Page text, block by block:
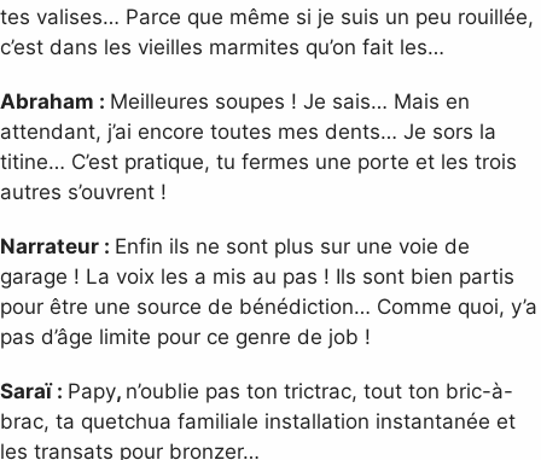
tes valises… Parce que même si je suis un peu rouillée,
c’est dans les vieilles marmites qu’on fait les…
Abraham : Meilleures soupes ! Je sais… Mais en
attendant, j’ai encore toutes mes dents… Je sors la
titine… C’est pratique, tu fermes une porte et les trois
autres s’ouvrent !
Narrateur : Enfin ils ne sont plus sur une voie de
garage ! La voix les a mis au pas ! Ils sont bien partis
pour être une source de bénédiction… Comme quoi, y’a
pas d’âge limite pour ce genre de job !
Saraï : Papy, n’oublie pas ton trictrac, tout ton bric-à-
brac, ta quetchua familiale installation instantanée et
les transats pour bronzer…